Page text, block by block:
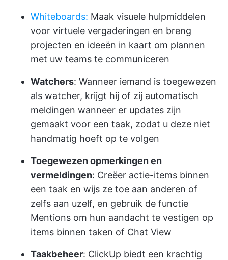
Whiteboards: Maak visuele hulpmiddelen
voor virtuele vergaderingen en breng
projecten en ideeën in kaart om plannen
met uw teams te communiceren
Watchers: Wanneer iemand is toegewezen
als watcher, krijgt hij of zij automatisch
meldingen wanneer er updates zijn
gemaakt voor een taak, zodat u deze niet
handmatig hoeft op te volgen
Toegewezen opmerkingen en
vermeldingen: Creëer actie-items binnen
een taak en wijs ze toe aan anderen of
zelfs aan uzelf, en gebruik de functie
Mentions om hun aandacht te vestigen op
items binnen taken of Chat View
Taakbeheer: ClickUp biedt een krachtig